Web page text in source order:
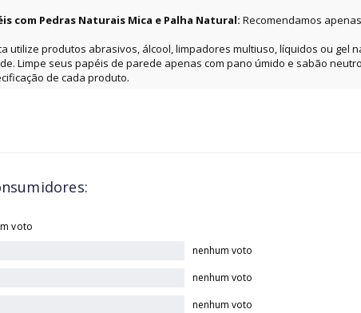
com Pedras Naturais Mica e Palha Natural: Recomendamos
utilize produtos abrasivos, álcool, limpadores multiuso, líquidos ou gel
Limpe seus papéis de parede apenas com pano úmido e sabão
de cada produto.
voto
nenhum voto
nenhum voto
nenhum voto